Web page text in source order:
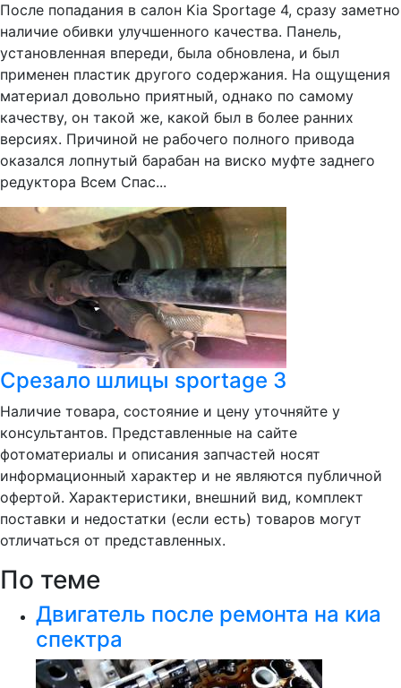
После попадания в салон Kia Sportage 4, сразу заметно
наличие обивки улучшенного качества. Панель,
установленная впереди, была обновлена, и был
применен пластик другого содержания. На ощущения
материал довольно приятный, однако по самому
качеству, он такой же, какой был в более ранних
версиях. Причиной не рабочего полного привода
оказался лопнутый барабан на виско муфте заднего
редуктора Всем Спас...
Срезало шлицы sportage 3
Наличие товара, состояние и цену уточняйте у
консультантов. Представленные на сайте
фотоматериалы и описания запчастей носят
информационный характер и не являются публичной
офертой. Характеристики, внешний вид, комплект
поставки и недостатки (если есть) товаров могут
отличаться от представленных.
По теме
Двигатель после ремонта на киа
спектра